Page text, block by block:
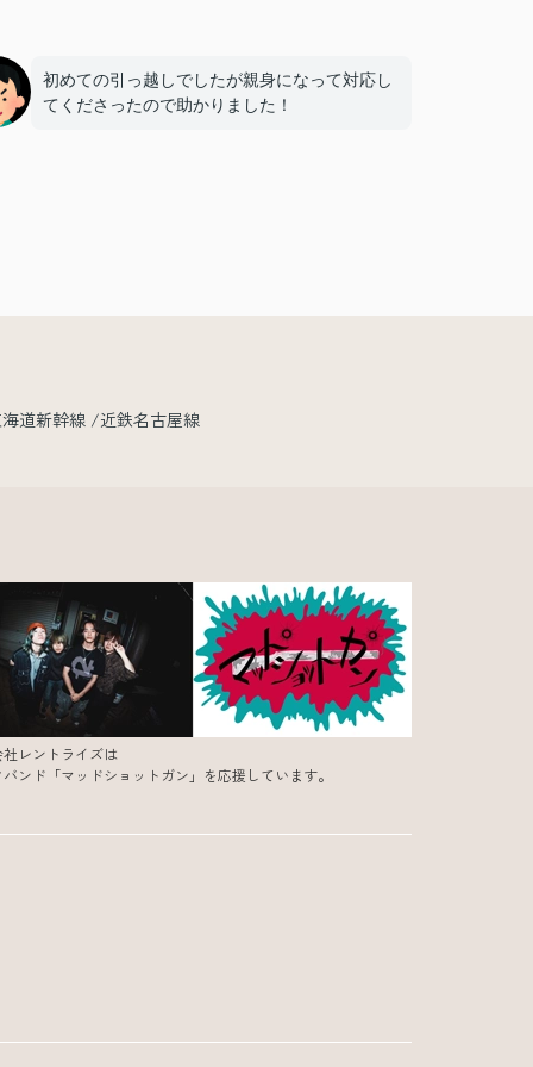
初めての引っ越しでしたが親身になって対応し
てくださったので助かりました！
道新幹線 近鉄名古屋線
レントライズは
ンド「マッドショットガン」を応援しています。